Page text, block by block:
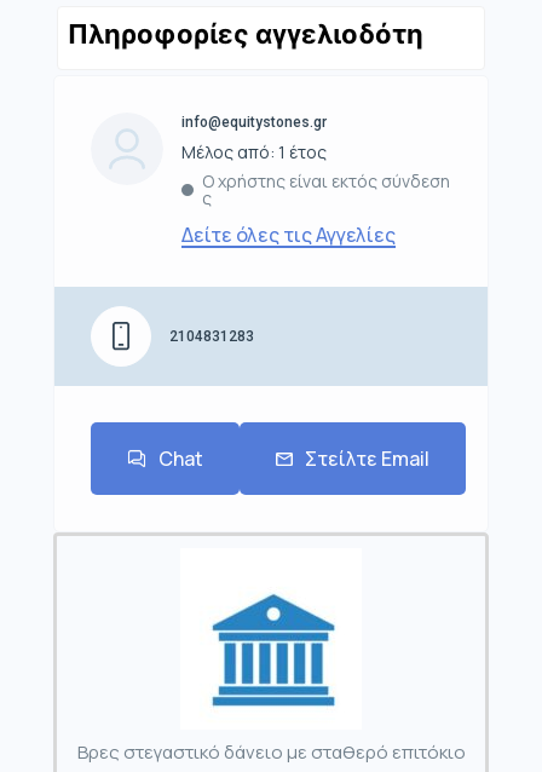
Πληροφορίες αγγελιοδότη
info@equitystones.gr
Μέλος από: 1 έτος
Ο χρήστης είναι εκτός σύνδεση
ς
Δείτε όλες τις Αγγελίες
2104831283
Chat Στείλτε Email
Βρες στεγαστικό δάνειο με σταθερό επιτόκιο